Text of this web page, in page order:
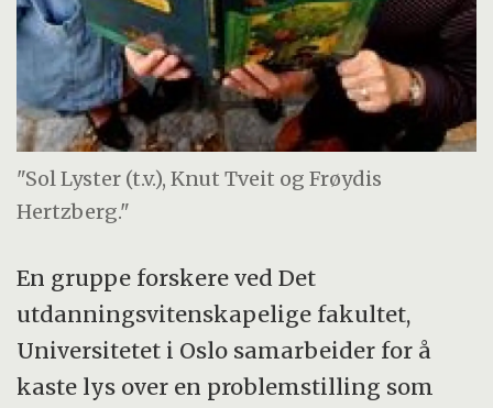
"Sol Lyster (t.v.), Knut Tveit og Frøydis
Hertzberg."
En gruppe forskere ved Det
utdanningsvitenskapelige fakultet,
Universitetet i Oslo samarbeider for å
kaste lys over en problemstilling som